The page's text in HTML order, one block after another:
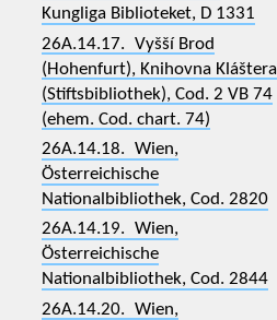
Kungliga Biblioteket, D 1331
26A.14.17. Vyšší Brod
(Hohenfurt), Knihovna Kláštera
(Stiftsbibliothek), Cod. 2 VB 74
(ehem. Cod. chart. 74)
26A.14.18. Wien,
Österreichische
Nationalbibliothek, Cod. 2820
26A.14.19. Wien,
Österreichische
Nationalbibliothek, Cod. 2844
26A.14.20. Wien,